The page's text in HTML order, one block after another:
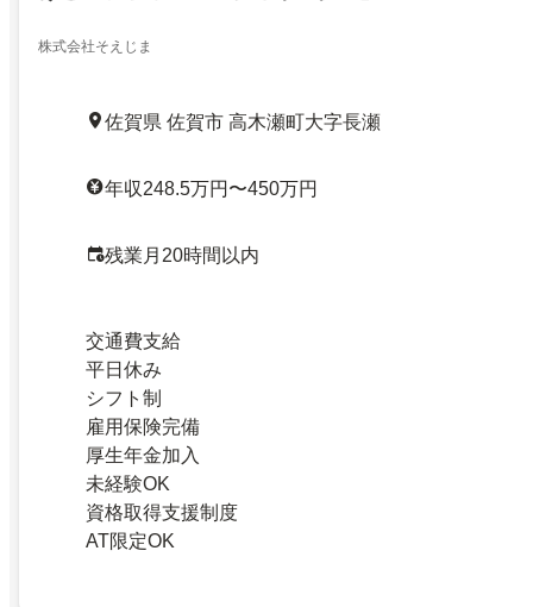
株式会社そえじま
佐賀県 佐賀市 高木瀬町大字長瀬
年収248.5万円〜450万円
残業月20時間以内
交通費支給
平日休み
シフト制
雇用保険完備
厚生年金加入
未経験OK
資格取得支援制度
AT限定OK